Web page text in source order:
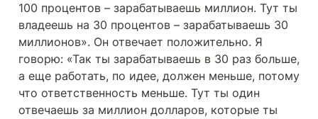
100 процентов – зарабатываешь миллион. Тут ты
владеешь на 30 процентов – зарабатываешь 30
миллионов». Он отвечает положительно. Я
говорю: «Так ты зарабатываешь в 30 раз больше,
а еще работать, по идее, должен меньше, потому
что ответственность меньше. Тут ты один
отвечаешь за миллион долларов, которые ты